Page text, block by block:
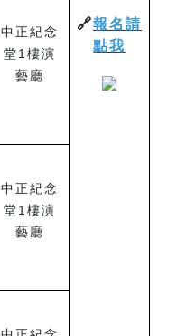
中正紀念
堂1樓演
藝廳
🔗報名請
點我
中正紀念
堂1樓演
藝廳